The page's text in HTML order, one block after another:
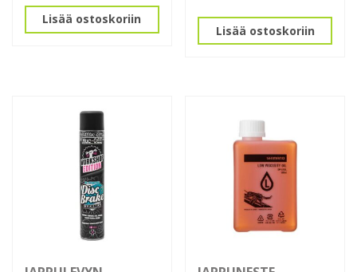
Lisää ostoskoriin
Lisää ostoskoriin